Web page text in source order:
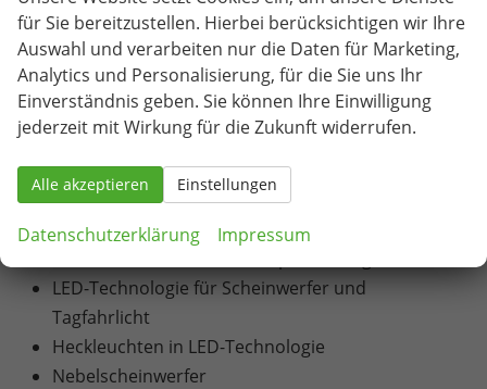
Infotainmentsystem mit 8,25" Display [USB-C-
Schnittstelle / Bluetooth-Schnittstelle mit
integrierter Freisprechanlage und Audio-
Streaming / Vorbereitet für die Aktivierung von
SEAT CONNECT mit kostenloser Vertragslaufzeit
von 10 Jahren]
Volldigitales Kombiinstrument mit 8" TFT Display
Blinkleuchten in den Außenspiegeln
LED-Technologie für Scheinwerfer und
Tagfahrlicht
Heckleuchten in LED-Technologie
Nebelscheinwerfer
für Sie bereitzustellen. Hierbei berücksichtigen wir Ihre
Auswahl und verarbeiten nur die Daten für Marketing,
Analytics und Personalisierung, für die Sie uns Ihr
Einverständnis geben. Sie können Ihre Einwilligung
jederzeit mit Wirkung für die Zukunft widerrufen.
Alle akzeptieren Einstellungen
Datenschutzerklärung Impressum